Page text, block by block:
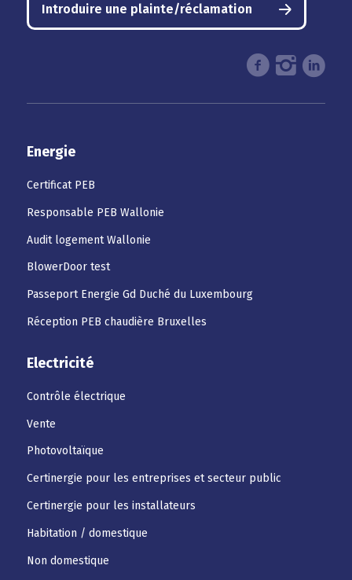
Introduire une plainte/réclamation
Energie
Certificat PEB
Responsable PEB Wallonie
Audit logement Wallonie
BlowerDoor test
Passeport Energie Gd Duché du Luxembourg
Réception PEB chaudière Bruxelles
Electricité
Contrôle électrique
Vente
Photovoltaïque
Certinergie pour les entreprises et secteur public
Certinergie pour les installateurs
Habitation / domestique
Non domestique